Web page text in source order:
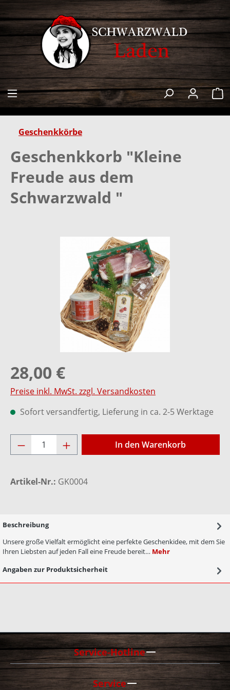
springen
Geschenkkörbe
Geschenkkorb "Kleine
Freude aus dem
Schwarzwald "
Bildergalerie überspringen
28,00 €
Preise inkl. MwSt. zzgl. Versandkosten
Sofort versandfertig, Lieferung in ca. 2-5 Werktage
Produkt Anzahl: Gib den gewünschten
In den Warenkorb
Artikel-Nr.: GK0004
Beschreibung
Unsere große Vielfalt ermöglicht eine perfekte Geschenkidee, mit dem Sie
Ihren Liebsten auf jeden Fall eine Freude bereit… Mehr
Angaben zur Produktsicherheit
Service-Hotline
Service